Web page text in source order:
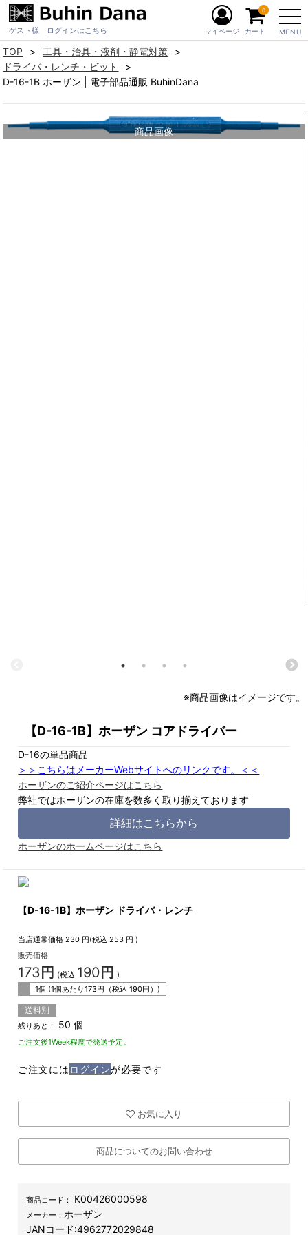
ゲスト様 ログインはこちら MENU
マイページ カート
0
TOP
工具・治具・液剤・静電対策
ドライバ・レンチ・ビット
D-16-1B ホーザン | 電子部品通販 BuhinDana
商品画像
※商品画像はイメージです。
【D-16-1B】ホーザン コアドライバー
D-16の単品商品
＞＞こちらはメーカーWebサイトへのリンクです。＜＜
ホーザンのご紹介ページはこちら
弊社ではホーザンの在庫を数多く取り揃えております
詳細はこちらから
ホーザンのホームページはこちら
【D-16-1B】ホーザン ドライバ・レンチ
当店通常価格 230 円(税込253 円 )
販売価格
173 円 (税込 190 円 )
1個 (1個あたり173円（税込190円）)
送料別
残りあと： 50 個
ご注文後1Week程度で発送予定。
ご注文には ログインが必要です
お気に入り
商品についてのお問い合わせ
商品コード： K00426000598
メーカー：ホーザン
JANコード:4962772029848